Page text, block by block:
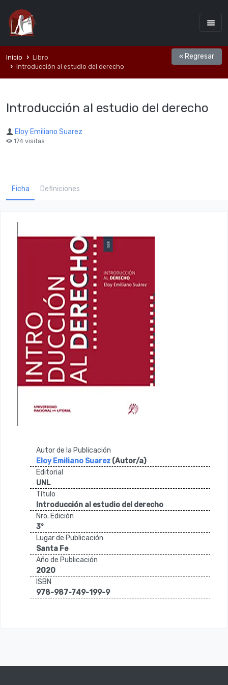
Inicio
Libro
Introducción al estudio del derecho
« Regresar
Introducción al estudio del derecho
Eloy Emiliano Suarez
174 visitas
Ficha Definiciones
Autor de la Publicación
Eloy Emiliano Suarez (Autor/a)
Editorial
UNL
Título
Introducción al estudio del derecho
Nro. Edición
3°
Lugar de Publicación
Santa Fe
Año de Publicación
2020
ISBN
978-987-749-199-9